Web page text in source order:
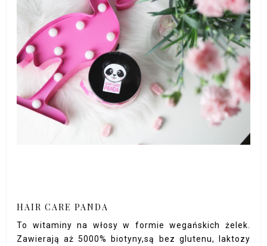
HAIR CARE PANDA
To witaminy na włosy w formie wegańskich żelek.
Zawierają aż 5000% biotyny,są bez glutenu, laktozy